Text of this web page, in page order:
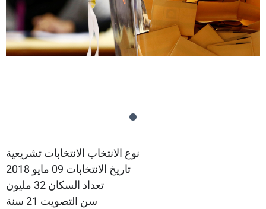
نوع الانتخاب الانتخابات تشريعية
تاريخ الانتخابات 09 مايو 2018
تعداد السكان 32 مليون
سن التصويت 21 سنة